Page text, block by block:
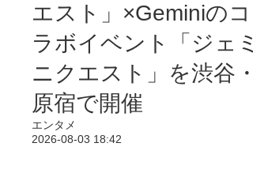
エスト」×Geminiのコ
ラボイベント「ジェミ
ニクエスト」を渋谷・
原宿で開催
エンタメ
2026-08-03 18:42